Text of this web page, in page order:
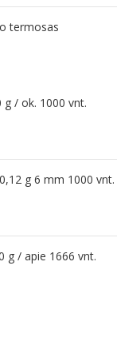
termosas
/ ok. 1000 vnt.
g 6 mm 1000 vnt.
g / apie 1666 vnt.